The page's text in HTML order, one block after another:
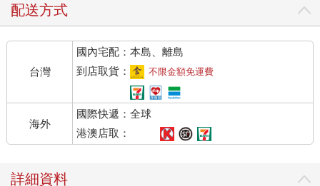
下一步會是什麼，可是就在這時，樓梯口傳出了聲響。八個人抬
心中早被謀殺掉的駝子。而且，這小子跟他們心目中的形象也完
全不一樣了：不再是可憐兮兮、骯髒不堪、喋喋不休、孤苦無
依，在世上乞討為生的窩囊廢。說真的，他變成了一個八人到現
在為止還沒有見過的體面人。房間仍是一片死寂。
駝子緩緩下樓來，那份傲氣活像是腳下的每一片木板都屬於他似
的。幾天過去，他有了極大的轉變。其中之一就是乾淨到了極
點。他仍穿著那件小大衣，但是大衣刷洗過，也縫補過了。大衣
是一般男人穿的長褲，而是一條貼身的及膝馬褲。瘦巴巴的腿上
配送方式
台灣
國內宅配：本島、離島
到店取貨：
不限金額免運費
海外
國際快遞：全球
港澳店取：
詳細資料